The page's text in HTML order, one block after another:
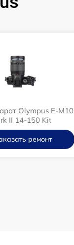
Olympus E‑M10
II 14-150 Kit
ремонт